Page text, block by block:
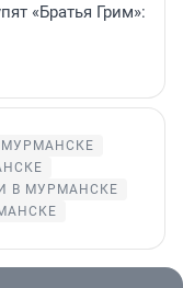
«Братья Грим»:
В МУРМАНСКЕ